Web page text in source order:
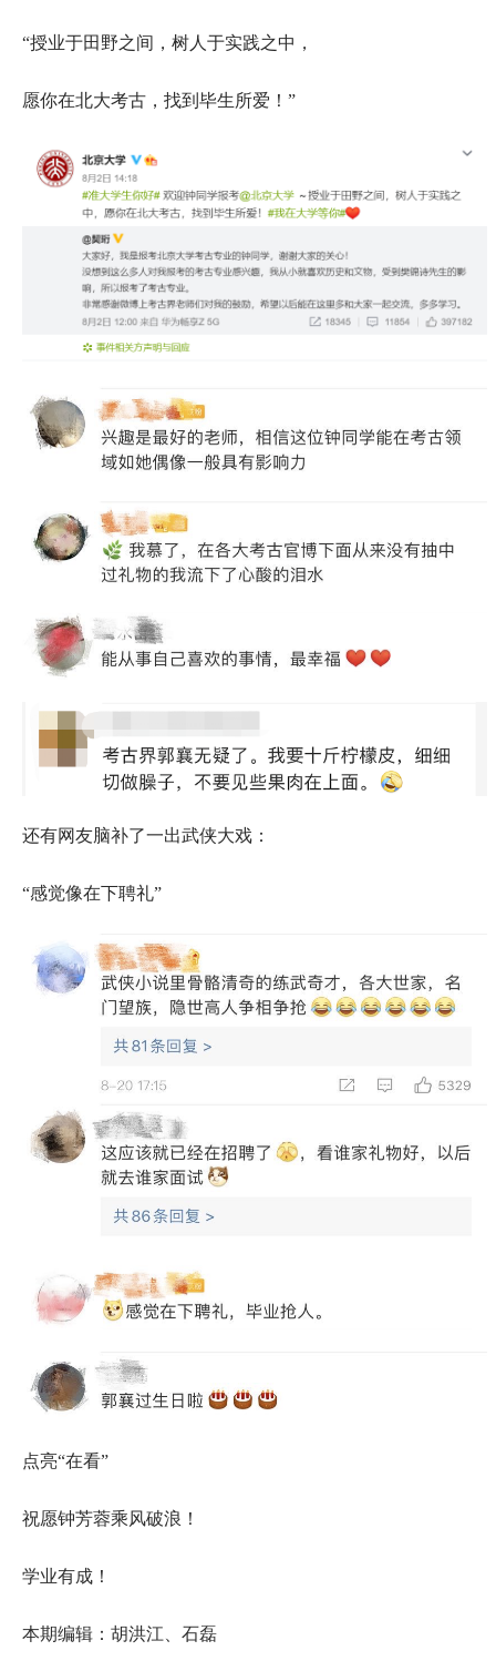
“授业于田野之间，树人于实践之中，
愿你在北大考古，找到毕生所爱！”
还有网友脑补了一出武侠大戏：
“感觉像在下聘礼”
点亮“在看”
祝愿钟芳蓉乘风破浪！
学业有成！
本期编辑：胡洪江、石磊